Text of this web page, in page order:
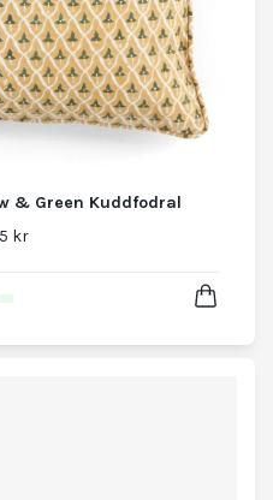
& Green Kuddfodral
kr